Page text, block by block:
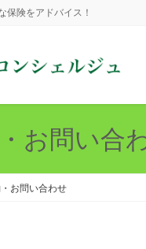
保険をアドバイス！
お問い合
お問い合わせ